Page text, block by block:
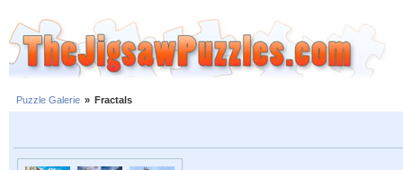
Puzzle Galerie » Fractals